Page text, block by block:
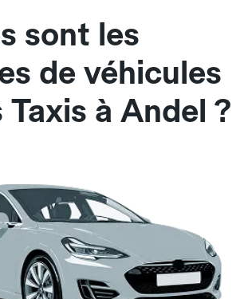
sont les
de véhicules
Taxis à Andel ?